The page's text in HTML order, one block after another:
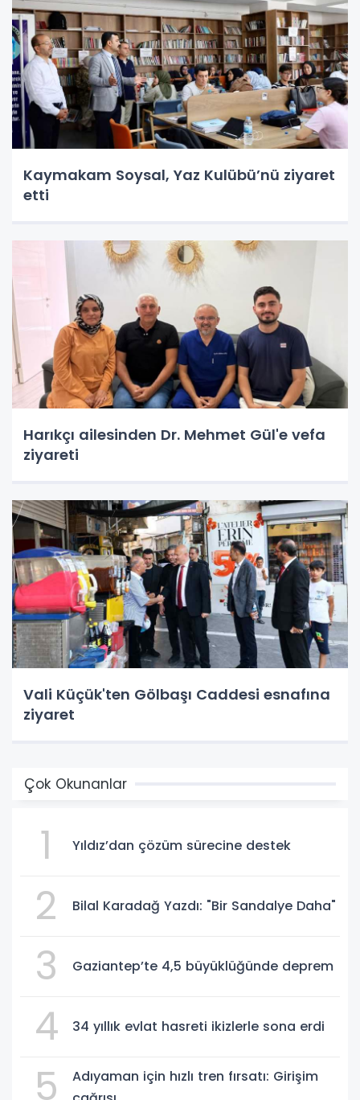
Kaymakam Soysal, Yaz Kulübü’nü ziyaret
etti
Harıkçı ailesinden Dr. Mehmet Gül'e vefa
ziyareti
Vali Küçük'ten Gölbaşı Caddesi esnafına
ziyaret
Çok Okunanlar
1 Yıldız’dan çözüm sürecine destek
2 Bilal Karadağ Yazdı: "Bir Sandalye Daha"
3 Gaziantep’te 4,5 büyüklüğünde deprem
4 34 yıllık evlat hasreti ikizlerle sona erdi
5
Adıyaman için hızlı tren fırsatı: Girişim